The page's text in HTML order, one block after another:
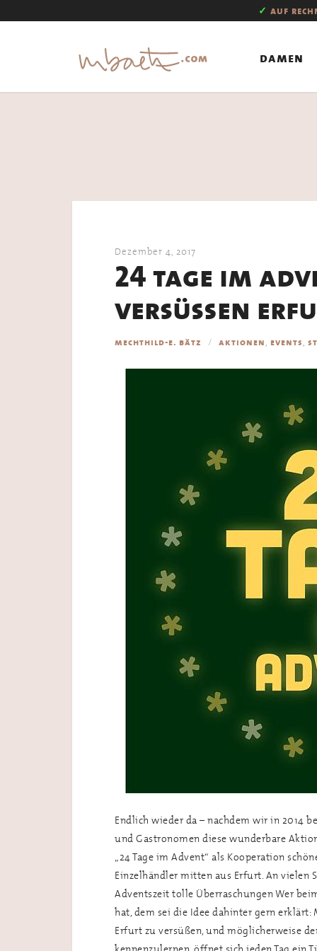
✓ auf
damen
Dezember 4, 2017
24 tage im
versüßen
mechthild-e. bätz aktionen, events,
Endlich wieder da – nachdem wir in 2014
und Gastronomen diese wunderbare
„24 Tage im Advent“ als Kooperation
Einzelhändler mitten aus Erfurt. An
Adventszeit tolle Überraschungen Wer
hat, dem sei die Idee dahinter gern
Erfurt zu versüßen, und möglicherweise